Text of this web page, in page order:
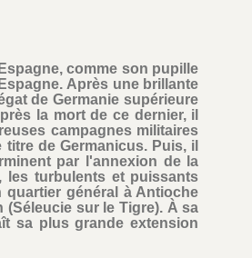
comme son pupille
Après une brillante
de Germanie supérieure
la mort de ce dernier, il
campagnes militaires
de Germanicus. Puis, il
par l'annexion de la
les turbulents et puissants
général à Antioche
sur le Tigre). À sa
sa plus grande extension